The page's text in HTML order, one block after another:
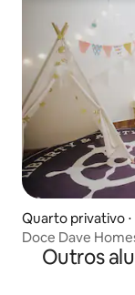
Quarto privativo ⋅
Doce Dave
Outros